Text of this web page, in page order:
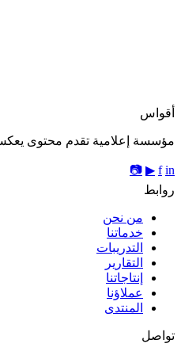
أقواس
مؤسسة إعلامية تقدم محتوى يعكس
f in
▶
📷
روابط
من نحن
خدماتنا
التدريبات
التقارير
إنتاجاتنا
عملاؤنا
المنتدى
تواصل